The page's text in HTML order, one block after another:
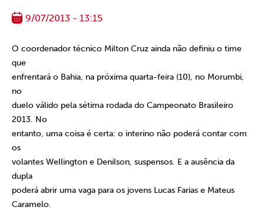
9/07/2013 - 13:15
O coordenador técnico Milton Cruz ainda não definiu o time
que
enfrentará o Bahia, na próxima quarta-feira (10), no Morumbi,
no
duelo válido pela sétima rodada do Campeonato Brasileiro
2013. No
entanto, uma coisa é certa: o interino não poderá contar com
os
volantes Wellington e Denilson, suspensos. E a ausência da
dupla
poderá abrir uma vaga para os jovens Lucas Farias e Mateus
Caramelo.